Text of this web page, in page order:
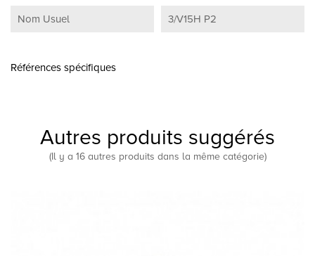
Nom Usuel 3/V15H P2
Références spécifiques
Autres produits suggérés
(Il y a 16 autres produits dans la même catégorie)